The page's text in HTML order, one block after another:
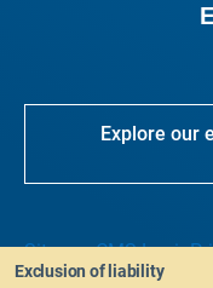
Explore our
SitemapCMS Login
Exclusion of liability